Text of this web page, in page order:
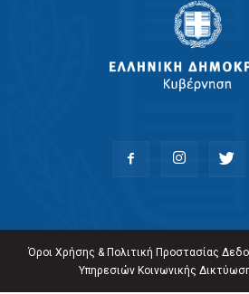
Όροι Χρήσης & Πολιτική Προστασίας
Υπηρεσιών Κοινωνικής